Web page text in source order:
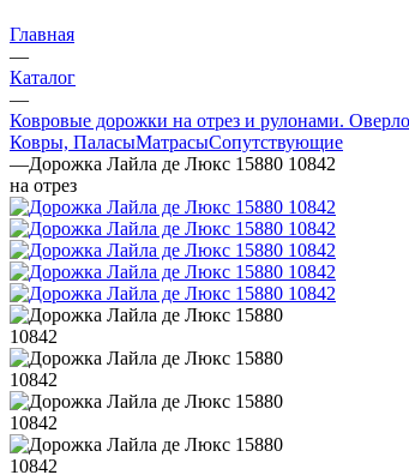
Главная
—
Каталог
—
Ковровые дорожки на отрез и рулонами.
Ковры, ПаласыМатрасыСопутствующие
—Дорожка Лайла де Люкс 15880 10842
на отрез